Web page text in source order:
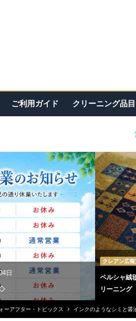
ご利用ガイド クリーニング品目
日
クレアン広報
ペルシャ絨
リーニング
ーアフター・トピックス インクのようなシミと醤